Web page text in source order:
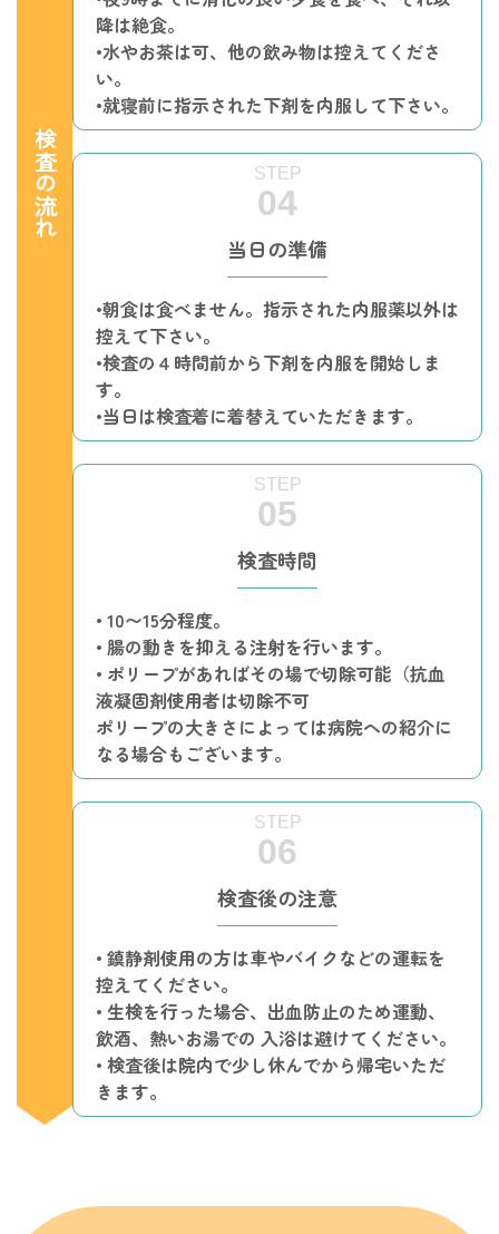
検査の流れ
降は絶食。
•水やお茶は可、他の飲み物は控えてくださ
い。
•就寝前に指示された下剤を内服して下さい。
当日の準備
•朝食は食べません。指示された内服薬以外は
控えて下さい。
•検査の４時間前から下剤を内服を開始しま
す。
•当日は検査着に着替えていただきます。
検査時間
• 10〜15分程度。
• 腸の動きを抑える注射を行います。
• ポリープがあればその場で切除可能（抗血
液凝固剤使用者は切除不可
ポリープの大きさによっては病院への紹介に
なる場合もございます｡
検査後の注意
• 鎮静剤使用の方は車やバイクなどの運転を
控えてください。
• 生検を行った場合、出血防止のため運動、
飲酒、熱いお湯での 入浴は避けてください。
• 検査後は院内で少し休んでから帰宅いただ
きます。